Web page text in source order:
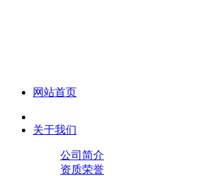
网站首页
关于我们
公司简介
资质荣誉